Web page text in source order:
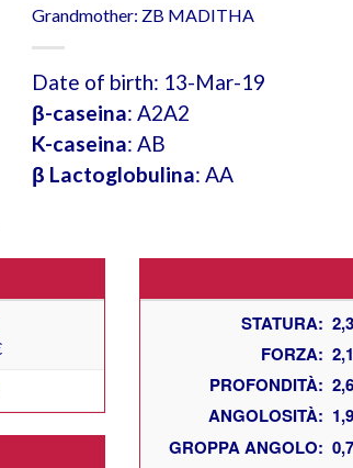
Grandmother: ZB MADITHA
Date of birth: 13-Mar-19
β-caseina: A2A2
K-caseina: AB
β Lactoglobulina: AA